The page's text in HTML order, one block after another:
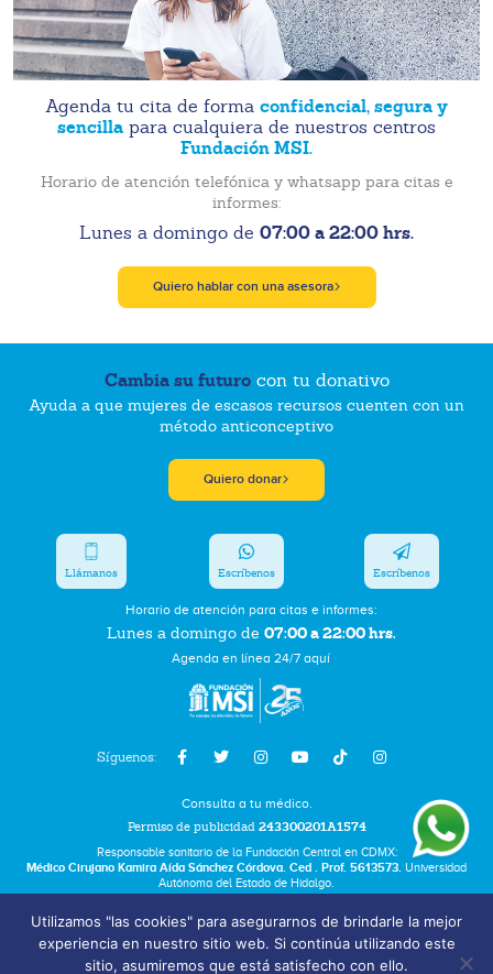
Agenda tu cita de forma confidencial, segura y
sencilla para cualquiera de nuestros centros
Fundación MSI.
Horario de atención telefónica y whatsapp para citas e
informes:
Lunes a domingo de 07:00 a 22:00 hrs.
Quiero hablar con una asesora
Cambia su futurocon tu donativo
Ayuda a que mujeres de escasos recursos cuenten con un
método anticonceptivo
Quiero donar
Síguenos:
Horario de atención para citas e informes:
Lunes a domingo de 07:00 a 22:00 hrs.
Agenda en línea 24/7 aquí
Llámanos Escríbenos Escríbenos
Consulta a tu médico.
Permiso de publicidad 243300201A1574
Responsable sanitario de la Fundación Central en CDMX:
Médico Cirujano Kamira Aída Sánchez Córdova. Ced . Prof. 5613573. Universidad
Autónoma del Estado de Hidalgo.
Términos y Condiciones
Bolsa de Trabajo
Utilizamos "las cookies" para asegurarnos de brindarle la mejor
experiencia en nuestro sitio web. Si continúa utilizando este
sitio, asumiremos que está satisfecho con ello.